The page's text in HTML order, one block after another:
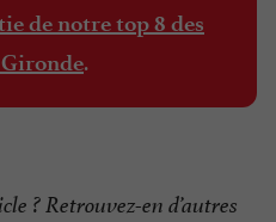
de notre top 8 des
.
? Retrouvez-en d’autres